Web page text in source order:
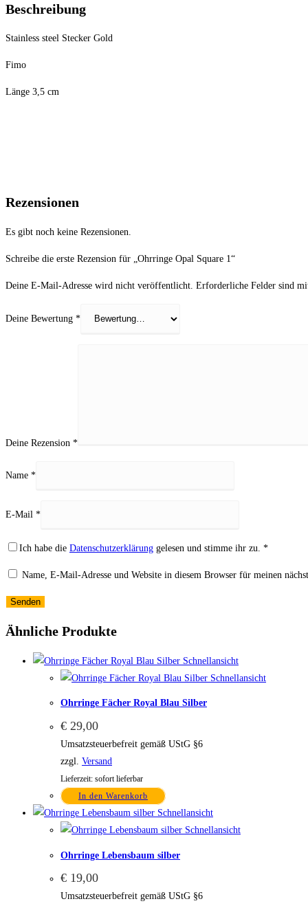
Beschreibung
Stainless steel Stecker Gold
Fimo
Länge 3,5 cm
Rezensionen
Es gibt noch keine Rezensionen.
Schreibe die erste Rezension für „Ohrringe Opal Square 1“
Deine E-Mail-Adresse wird nicht veröffentlicht. Erforderliche Felder sind
Deine Bewertung *
Deine Rezension *
Name *
E-Mail *
Ich habe die Datenschutzerklärung gelesen und stimme ihr zu. *
Name, E-Mail-Adresse und Website in diesem Browser für meinen
Ähnliche Produkte
Schnellansicht
Schnellansicht
Ohrringe Fächer Royal Blau Silber
€ 29,00
Umsatzsteuerbefreit gemäß UStG §6
zzgl. Versand
Lieferzeit: sofort lieferbar
In den Warenkorb
Schnellansicht
Schnellansicht
Ohrringe Lebensbaum silber
€ 19,00
Umsatzsteuerbefreit gemäß UStG §6